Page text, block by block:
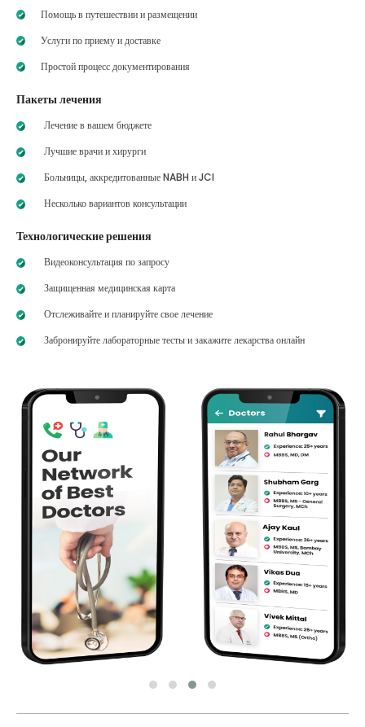
Помощь в путешествии и размещении
Услуги по приему и доставке
Простой процесс документирования
Пакеты лечения
Лечение в вашем бюджете
Лучшие врачи и хирурги
Больницы, аккредитованные NABH и JCI
Несколько вариантов консультации
Технологические решения
Видеоконсультация по запросу
Защищенная медицинская карта
Отслеживайте и планируйте свое лечение
Забронируйте лабораторные тесты и закажите лекарства онлайн